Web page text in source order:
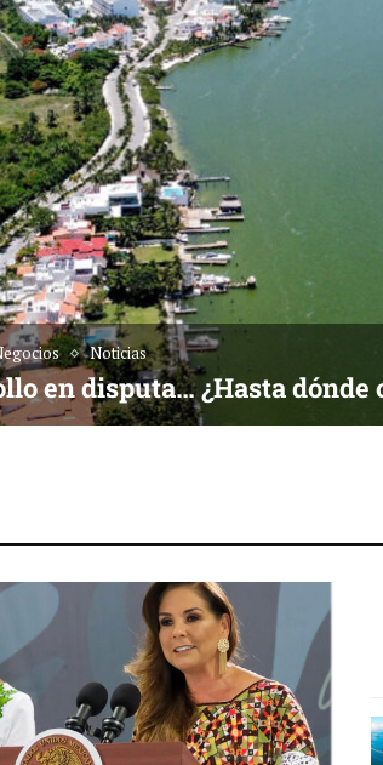
Noticias
en disputa… ¿Hasta dónde